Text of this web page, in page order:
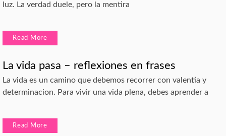
luz. La verdad duele, pero la mentira
Read More
La vida pasa – reflexiones en frases
La vida es un camino que debemos recorrer con valentia y
determinacion. Para vivir una vida plena, debes aprender a
Read More